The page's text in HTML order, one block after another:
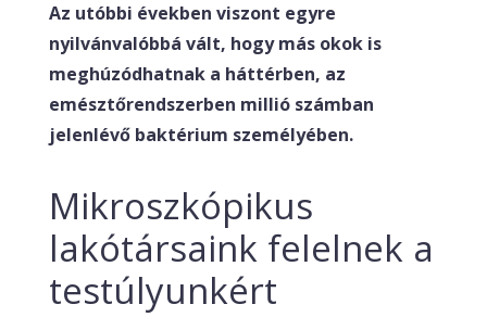
Az utóbbi években viszont egyre
nyilvánvalóbbá vált, hogy más okok is
meghúzódhatnak a háttérben, az
emésztőrendszerben millió számban
jelenlévő baktérium személyében.
Mikroszkópikus
lakótársaink felelnek a
testúlyunkért